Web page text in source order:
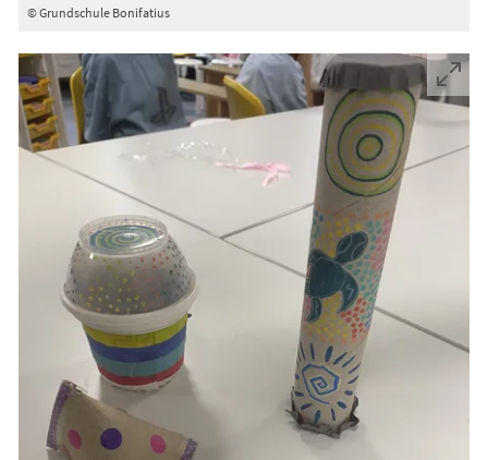
© Grundschule Bonifatius